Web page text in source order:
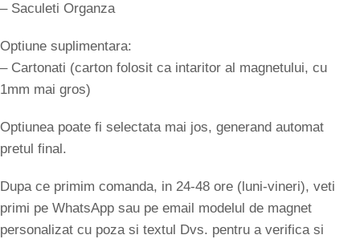
– Saculeti Organza
Optiune suplimentara:
– Cartonati (carton folosit ca intaritor al magnetului, cu
1mm mai gros)
Optiunea poate fi selectata mai jos, generand automat
pretul final.
Dupa ce primim comanda, in 24-48 ore (luni-vineri), veti
primi pe WhatsApp sau pe email modelul de magnet
personalizat cu poza si textul Dvs. pentru a verifica si